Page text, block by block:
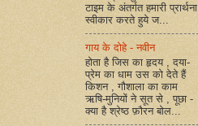
टाइम के अंतर्गत हमारी प्रार्थना
स्वीकार करते हुये ज...
गाय के दोहे - नवीन
होता है जिस का हृदय , दया-
प्रेम का धाम उस को देते हैं
किशन , गौशाला का काम
ऋषि-मुनियों ने सूत से , पूछा -
क्या है श्रेष्ठ फ़ौरन बोल...